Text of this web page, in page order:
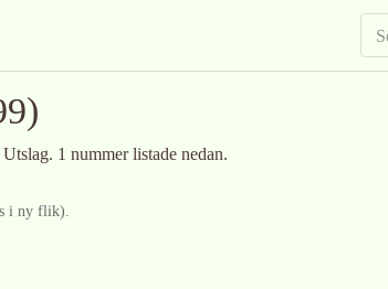
. 1 nummer listade nedan.
i ny flik).